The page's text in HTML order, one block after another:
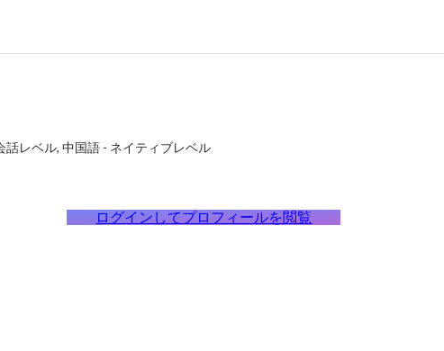
話レベル 中国語- ネイティブレベル
ログインしてプロフィールを閲覧